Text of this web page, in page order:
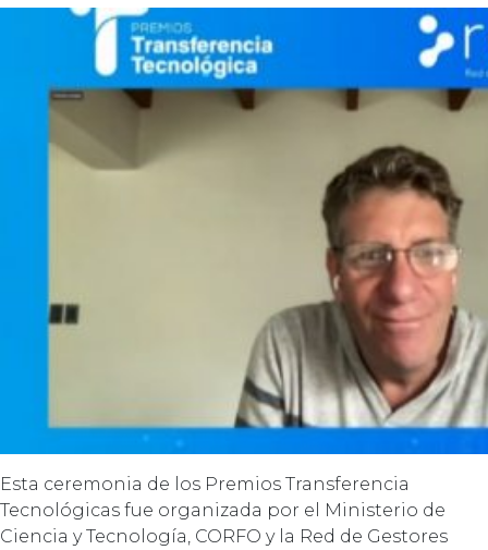
Esta ceremonia de los Premios Transferencia
Tecnológicas fue organizada por el Ministerio de
Ciencia y Tecnología, CORFO y la Red de Gestores